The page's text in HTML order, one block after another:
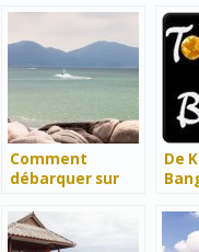
Comment
débarquer sur
De